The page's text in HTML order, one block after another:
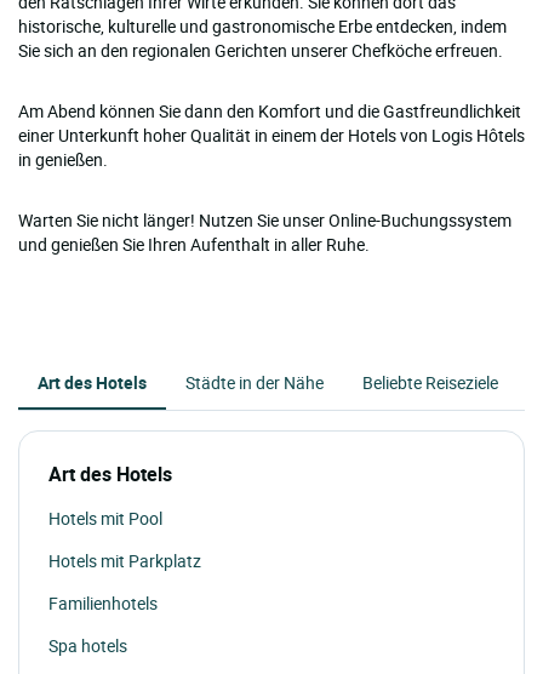
historische, kulturelle und gastronomische Erbe entdecken, indem
Sie sich an den regionalen Gerichten unserer Chefköche erfreuen.
Am Abend können Sie dann den Komfort und die Gastfreundlichkeit
einer Unterkunft hoher Qualität in einem der Hotels von Logis Hôtels
in genießen.
Warten Sie nicht länger! Nutzen Sie unser Online-Buchungssystem
und genießen Sie Ihren Aufenthalt in aller Ruhe.
Art des Hotels Städte in der Nähe Beliebte Reiseziele
Art des Hotels
Hotels mit Pool
Hotels mit Parkplatz
Familienhotels
Spa hotels